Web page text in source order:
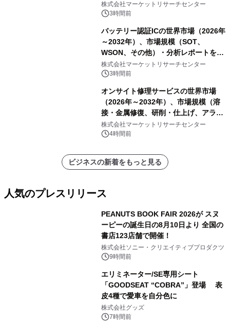
株式会社マーケットリサーチセンター
3時間前
バッテリー認証ICの世界市場（2026年
～2032年）、市場規模（SOT、
WSON、その他）・分析レポートを発
表
株式会社マーケットリサーチセンター
3時間前
オンサイト修理サービスの世界市場
（2026年～2032年）、市場規模（溶
接・金属修復、研削・仕上げ、アライ
メント、その他）・分析レポートを発
表
株式会社マーケットリサーチセンター
4時間前
ビジネスの新着をもっと見る
人気のプレスリリース
PEANUTS BOOK FAIR 2026が スヌ
ーピーの誕生日の8月10日より 全国の
書店123店舗で開催！
株式会社ソニー・クリエイティブプロダクツ
9時間前
エリミネーター/SE専用シート
「GOODSEAT “COBRA”」登場 表
皮4種で愛車を自分色に
株式会社グッズ
7時間前